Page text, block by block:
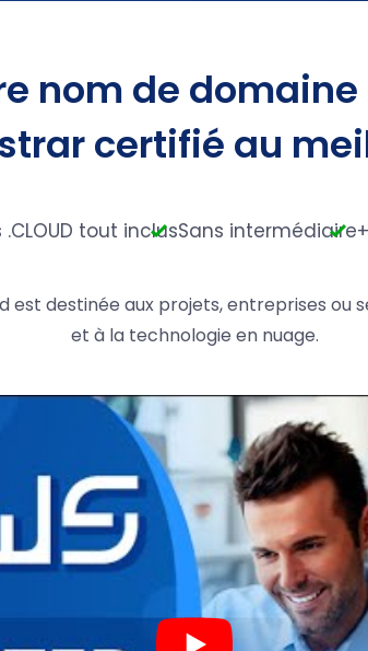
nom de
certifié au
tout inclusSans intermédiaire
est destinée aux projets, entreprises ou
et à la technologie en nuage.